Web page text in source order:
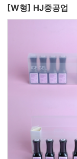
[W형] HJ중공업